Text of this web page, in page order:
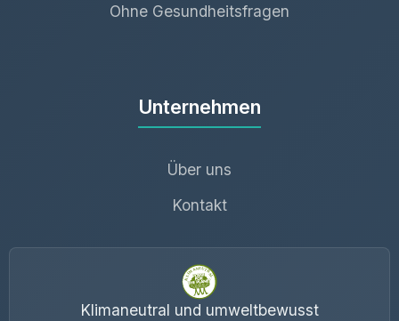
Ohne Gesundheitsfragen
Unternehmen
Über uns
Kontakt
Klimaneutral und umweltbewusst